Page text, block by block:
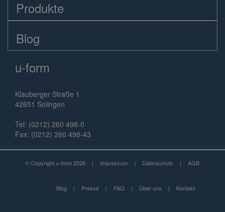
Produkte
Blog
u-form
Klauberger Straße 1
42651 Solingen
Tel: (0212) 260 498-0
Fax: (0212) 260 498-43
© Copyright u-form 2026 | Impressum | Datenschutz | AGB
Blog | Presse | FAQ | Über uns | Kontakt